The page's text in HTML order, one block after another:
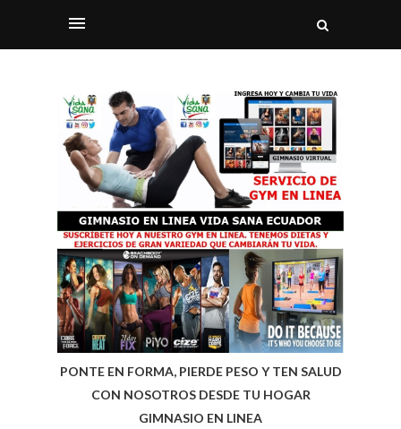
PONTE EN FORMA, PIERDE PESO Y TEN SALUD
CON NOSOTROS DESDE TU HOGAR
GIMNASIO EN LINEA